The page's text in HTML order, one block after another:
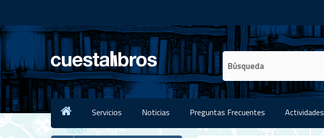
Servicios Noticias Preguntas Frecuentes Actividades